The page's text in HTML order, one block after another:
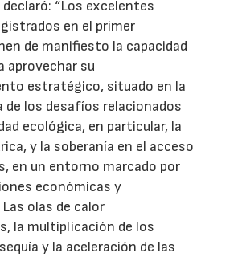
“Los excelentes
en el primer
de manifiesto la capacidad
aprovechar su
estratégico, situado en la
de los desafíos relacionados
ecológica, en particular, la
y la soberanía en el acceso
en un entorno marcado por
económicas y
olas de calor
la multiplicación de los
y la aceleración de las